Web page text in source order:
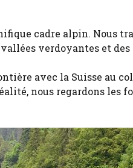
cadre alpin. Nous
verdoyantes et
avec la Suisse au
nous regardons les